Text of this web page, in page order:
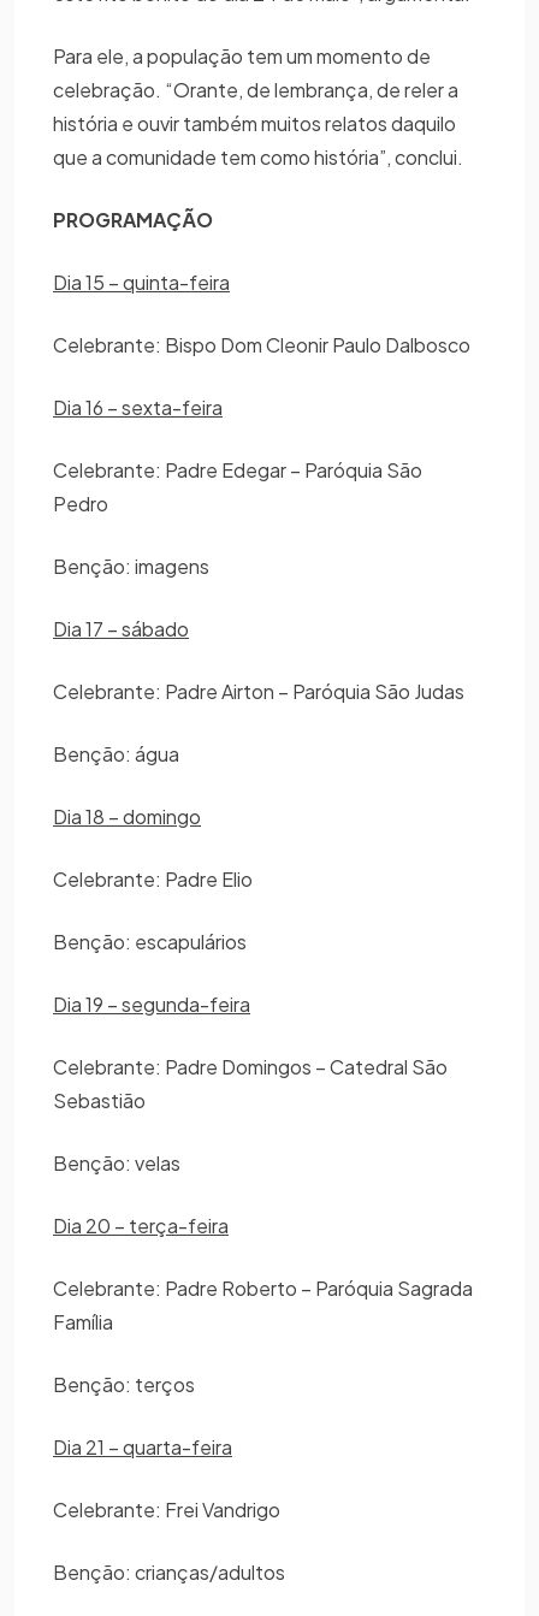
Para ele, a população tem um momento de
celebração. “Orante, de lembrança, de reler a
história e ouvir também muitos relatos daquilo
que a comunidade tem como história”, conclui.
PROGRAMAÇÃO
Dia 15 – quinta-feira
Celebrante: Bispo Dom Cleonir Paulo Dalbosco
Dia 16 – sexta-feira
Celebrante: Padre Edegar – Paróquia São
Pedro
Benção: imagens
Dia 17 – sábado
Celebrante: Padre Airton – Paróquia São Judas
Benção: água
Dia 18 – domingo
Celebrante: Padre Elio
Benção: escapulários
Dia 19 – segunda-feira
Celebrante: Padre Domingos – Catedral São
Sebastião
Benção: velas
Dia 20 – terça-feira
Celebrante: Padre Roberto – Paróquia Sagrada
Família
Benção: terços
Dia 21 – quarta-feira
Celebrante: Frei Vandrigo
Benção: crianças/adultos